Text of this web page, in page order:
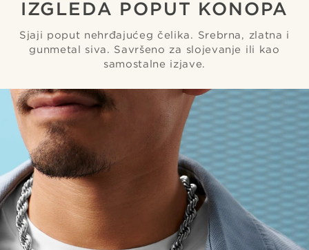
IZGLEDA POPUT KONOPA
Sjaji poput nehrđajućeg čelika. Srebrna, zlatna i
gunmetal siva. Savršeno za slojevanje ili kao
samostalne izjave.